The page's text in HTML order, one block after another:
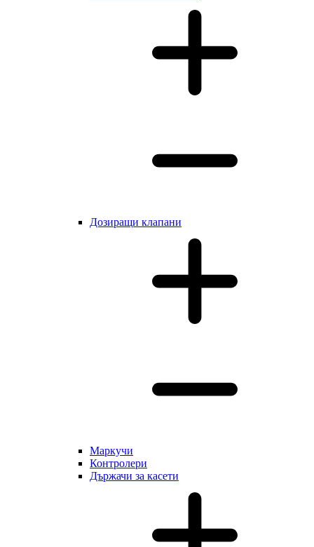
Дозиращи клапани
Маркучи
Контролери
Държачи за касети